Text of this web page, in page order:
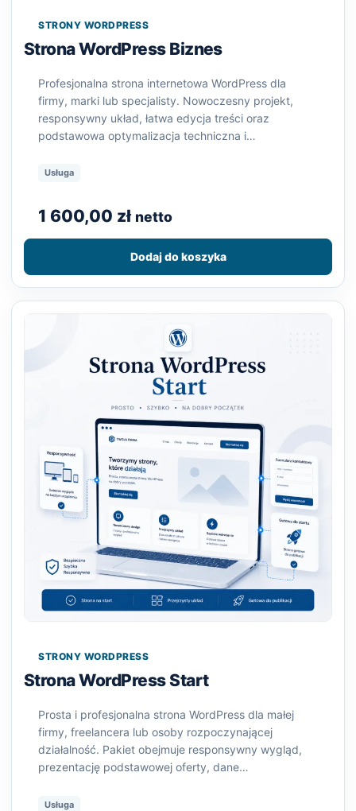
STRONY WORDPRESS
Strona WordPress Biznes
Profesjonalna strona internetowa WordPress dla
firmy, marki lub specjalisty. Nowoczesny projekt,
responsywny układ, łatwa edycja treści oraz
podstawowa optymalizacja techniczna i…
Usługa
1 600,00 zł netto
Dodaj do koszyka
STRONY WORDPRESS
Strona WordPress Start
Prosta i profesjonalna strona WordPress dla małej
firmy, freelancera lub osoby rozpoczynającej
działalność. Pakiet obejmuje responsywny wygląd,
prezentację podstawowej oferty, dane…
Usługa